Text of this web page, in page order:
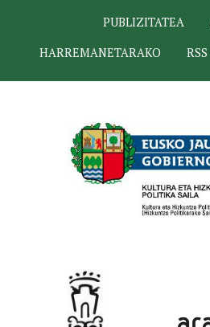
PUBLIZITATEA
HARREMANETARAKO
RSS